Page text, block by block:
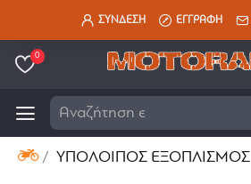
ΣΥΝΔΕΣΗ ΕΓΓΡΑΦΗ
0
Αναζήτηση εδώ
ΥΠΟΛΟΙΠΟΣ ΕΞΟΠΛΙΣΜΟΣ